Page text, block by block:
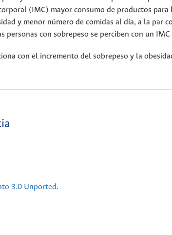
(IMC) mayor consumo de productos para
y menor número de comidas al día, a la par
con sobrepeso se perciben con un IMC
con el incremento del sobrepeso y la
3.0 Unported.